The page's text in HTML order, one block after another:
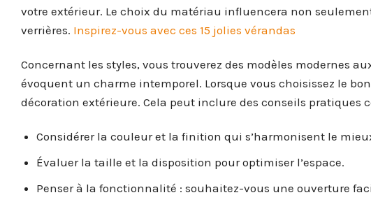
votre extérieur. Le choix du matériau influencera non
verrières. Inspirez-vous avec ces 15 jolies vérandas
Concernant les styles, vous trouverez des modèles modernes
évoquent un charme intemporel. Lorsque vous choisissez le
décoration extérieure. Cela peut inclure des conseils pratiques
Considérer la couleur et la finition qui s’harmonisent le
Évaluer la taille et la disposition pour optimiser l’espace.
Penser à la fonctionnalité : souhaitez-vous une ouverture